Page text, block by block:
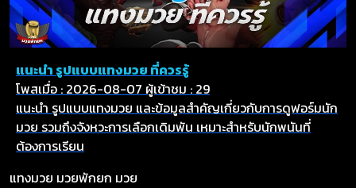
แนะนำ รูปแบบแทงมวย ที่ควรรู้
โพสเมื่อ : 2026-08-07 ผู้เข้าชม : 29
แนะนำ รูปแบบแทงมวย และข้อมูลสำคัญเกี่ยวกับการดูฟอร์มนัก
มวย รวมถึงจังหวะการเลือกเดิมพัน เหมาะสำหรับนักพนันที่
ต้องการเรียน
แทงมวย มวยพักยก มวย